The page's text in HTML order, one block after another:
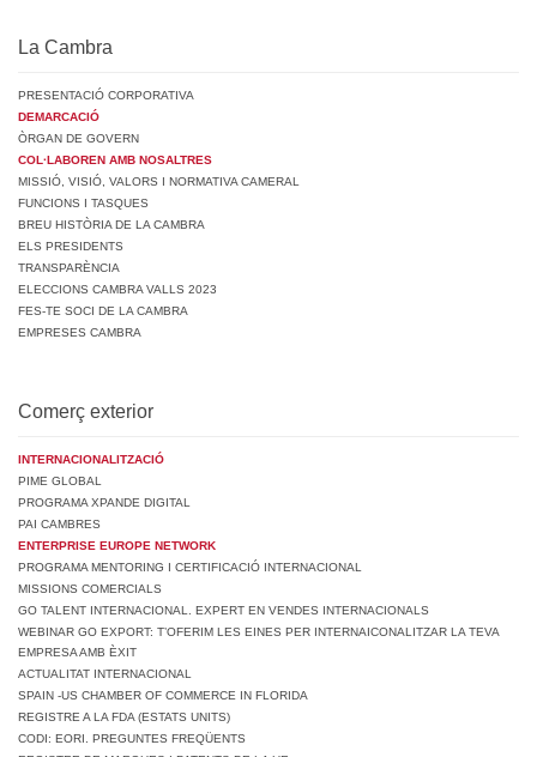
La Cambra
PRESENTACIÓ CORPORATIVA
DEMARCACIÓ
ÒRGAN DE GOVERN
COL·LABOREN AMB NOSALTRES
MISSIÓ, VISIÓ, VALORS I NORMATIVA CAMERAL
FUNCIONS I TASQUES
BREU HISTÒRIA DE LA CAMBRA
ELS PRESIDENTS
TRANSPARÈNCIA
ELECCIONS CAMBRA VALLS 2023
FES-TE SOCI DE LA CAMBRA
EMPRESES CAMBRA
Comerç exterior
INTERNACIONALITZACIÓ
PIME GLOBAL
PROGRAMA XPANDE DIGITAL
PAI CAMBRES
ENTERPRISE EUROPE NETWORK
PROGRAMA MENTORING I CERTIFICACIÓ INTERNACIONAL
MISSIONS COMERCIALS
GO TALENT INTERNACIONAL. EXPERT EN VENDES INTERNACIONALS
WEBINAR GO EXPORT: T’OFERIM LES EINES PER INTERNAICONALITZAR LA TEVA
EMPRESA AMB ÈXIT
ACTUALITAT INTERNACIONAL
SPAIN -US CHAMBER OF COMMERCE IN FLORIDA
REGISTRE A LA FDA (ESTATS UNITS)
CODI: EORI. PREGUNTES FREQÜENTS